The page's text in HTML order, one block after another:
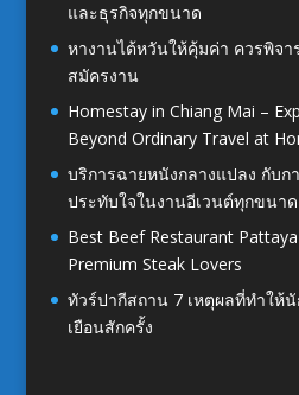
และธุรกิจทุกขนาด
หางานไต้หวันให้คุ้มค่า ควรพิจ
สมัครงาน
Homestay in Chiang Mai –
Beyond Ordinary Travel at
บริการฉายหนังกลางแปลง กับ
ประทับใจในงานอีเวนต์ทุกขนาด
Best Beef Restaurant
Premium Steak Lovers
ทัวร์ปากีสถาน 7 เหตุผลที่ทำให้
เยือนสักครั้ง